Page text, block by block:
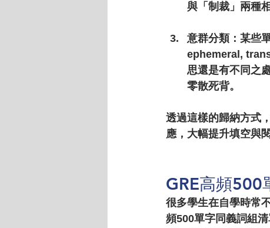
與「制裁」兩種
意群分類 ：某些
ephemeral,
思還是有不同之
零散死背。
透過這樣的歸納方式
應，大幅提升填空與
GRE高頻500
很多學生在自學時常
頻500單字同義詞組